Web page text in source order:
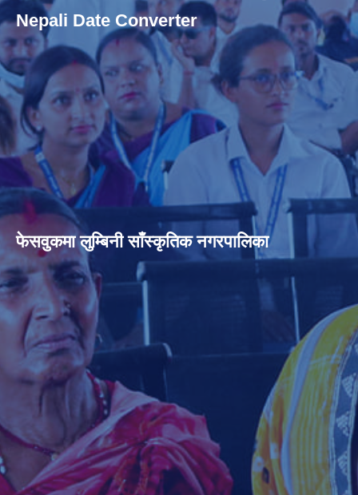
Nepali Date Converter
फेसवुकमा लुम्बिनी साँस्कृतिक नगरपालिका